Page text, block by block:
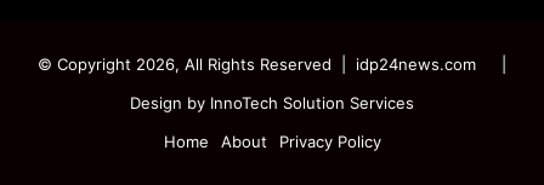
© Copyright 2026, All Rights Reserved | idp24news.com
Design by InnoTech Solution Services
Home
About Privacy Policy